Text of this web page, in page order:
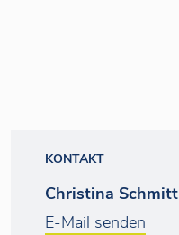
KONTAKT
Christina Schmitt
E-Mail senden